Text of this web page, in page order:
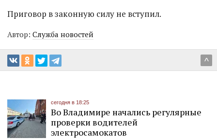
Приговор в законную силу не вступил.
Автор: Служба новостей
^
сегодня в 18:25
Во Владимире начались регулярные
проверки водителей
электросамокатов